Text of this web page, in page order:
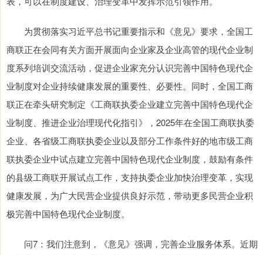
为贯彻落实习近平总书记重要指示和《意见》要求，全国工
商联正在会同有关方面开展面向企业家及企业高管的现代企业制
度系列培训交流活动，促进企业家充分认识完善中国特色现代企
业制度对企业持续健康发展的重要性、必要性。同时，全国工商
联正在牵头研究制定《工商联执委企业建立完善中国特色现代企
业制度、推进企业治理现代化指引》，2025年在全国工商联执委
企业、各省级工商联执委企业以及部分工作条件好的地市级工商
联执委企业中试点建立完善中国特色现代企业制度，鼓励有条件
的县级工商联开展试点工作，支持执委企业加快治理变革，实现
健康发展，为广大民营企业提供良好示范，带动更多民营企业积
极完善中国特色现代企业制度。
问7：我们注意到，《意见》强调，完善企业服务体系。近期